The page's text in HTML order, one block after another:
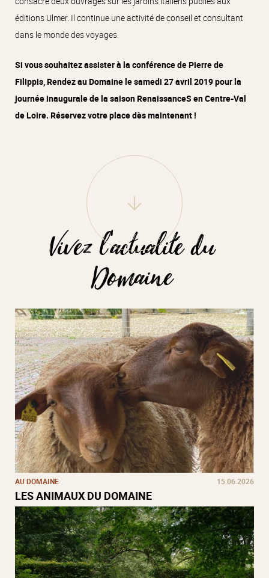
éditions Ulmer. Il continue une activité de conseil et consultant
dans le monde des voyages.
Si vous souhaitez assister à la conférence de Pierre de
Filippis, Rendez au Domaine le samedi 27 avril 2019 pour la
journée inaugurale de la saison RenaissanceS en Centre-Val
de Loire. Réservez votre place dès maintenant !
Vivez l'actualité du
Domaine
AU DOMAINE 15.06.2026
LES ANIMAUX DU DOMAINE